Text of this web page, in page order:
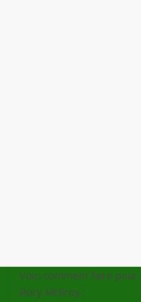
Voici comment faire
Rory McIlroy :